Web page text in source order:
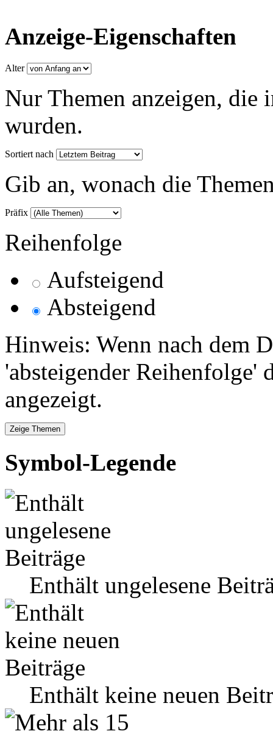
Anzeige-Eigenschaften
Alter
Nur Themen anzeigen, die
wurden.
Sortiert nach
Gib an, wonach die
Präfix
Reihenfolge
Aufsteigend
Absteigend
Hinweis: Wenn nach dem
'absteigender Reihenfolge'
angezeigt.
Symbol-Legende
Enthält ungelesene
Enthält keine neuen